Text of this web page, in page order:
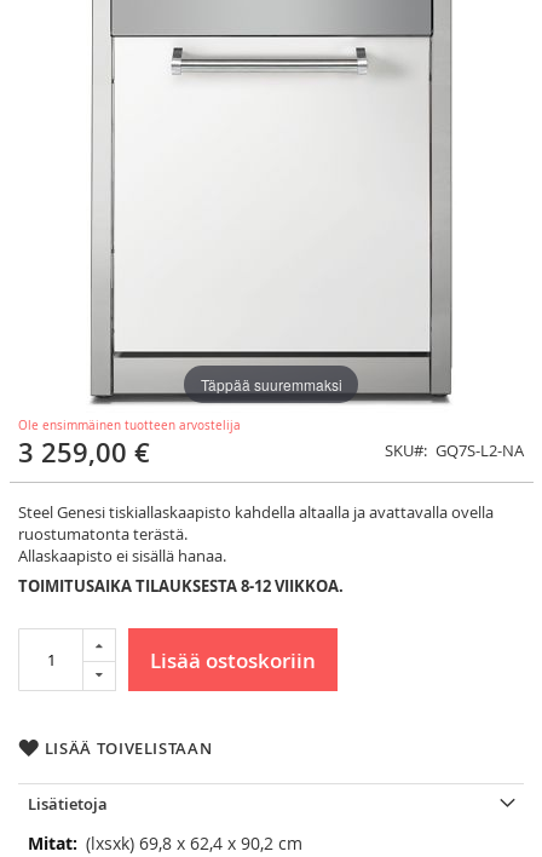
Ole ensimmäinen tuotteen arvostelija
3 259,00 € SKU GQ7S-L2-NA
Steel Genesi tiskiallaskaapisto kahdella altaalla ja avattavalla ovella
ruostumatonta terästä.
Allaskaapisto ei sisällä hanaa.
TOIMITUSAIKA TILAUKSESTA 8-12 VIIKKOA.
Lisää ostoskoriin
LISÄÄ TOIVELISTAAN
Täppää suuremmaksi
Lisätietoja
Lisätietoja(lxsxk) 69,8 x 62,4 x 90,2 cm